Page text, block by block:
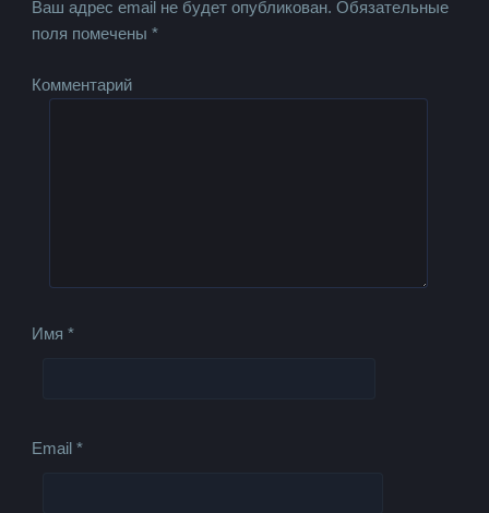
Ваш адрес email не будет опубликован. Обязательные
поля помечены*
Комментарий
Имя*
Email*